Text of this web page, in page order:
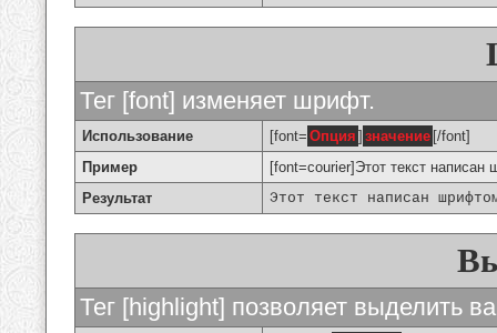
Тег [font] изменяет шрифт.
Использование [font= Опция ] значение [/font]
Пример
[font=courier]Этот текст
Результат
Этот текст написан
Тег [highlight] позволяет выделить